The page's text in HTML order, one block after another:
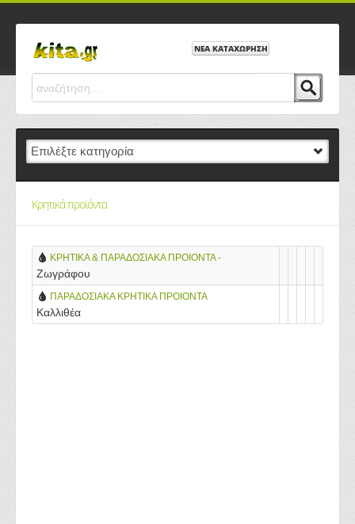
ΝΕΑ ΚΑΤΑΧΩΡΗΣΗ
Κρητικά προϊόντα
ΚΡΗΤΙΚΑ & ΠΑΡΑΔΟΣΙΑΚΑ ΠΡΟΙΟΝΤΑ -
“Οινο Παντοπωλείο”
Ζωγράφου
ΠΑΡΑΔΟΣΙΑΚΑ ΚΡΗΤΙΚΑ ΠΡΟΙΟΝΤΑ
ΜΕΛΙΝΑ
Καλλιθέα